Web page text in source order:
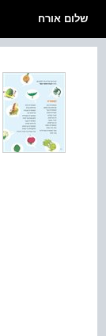
שלום אורח